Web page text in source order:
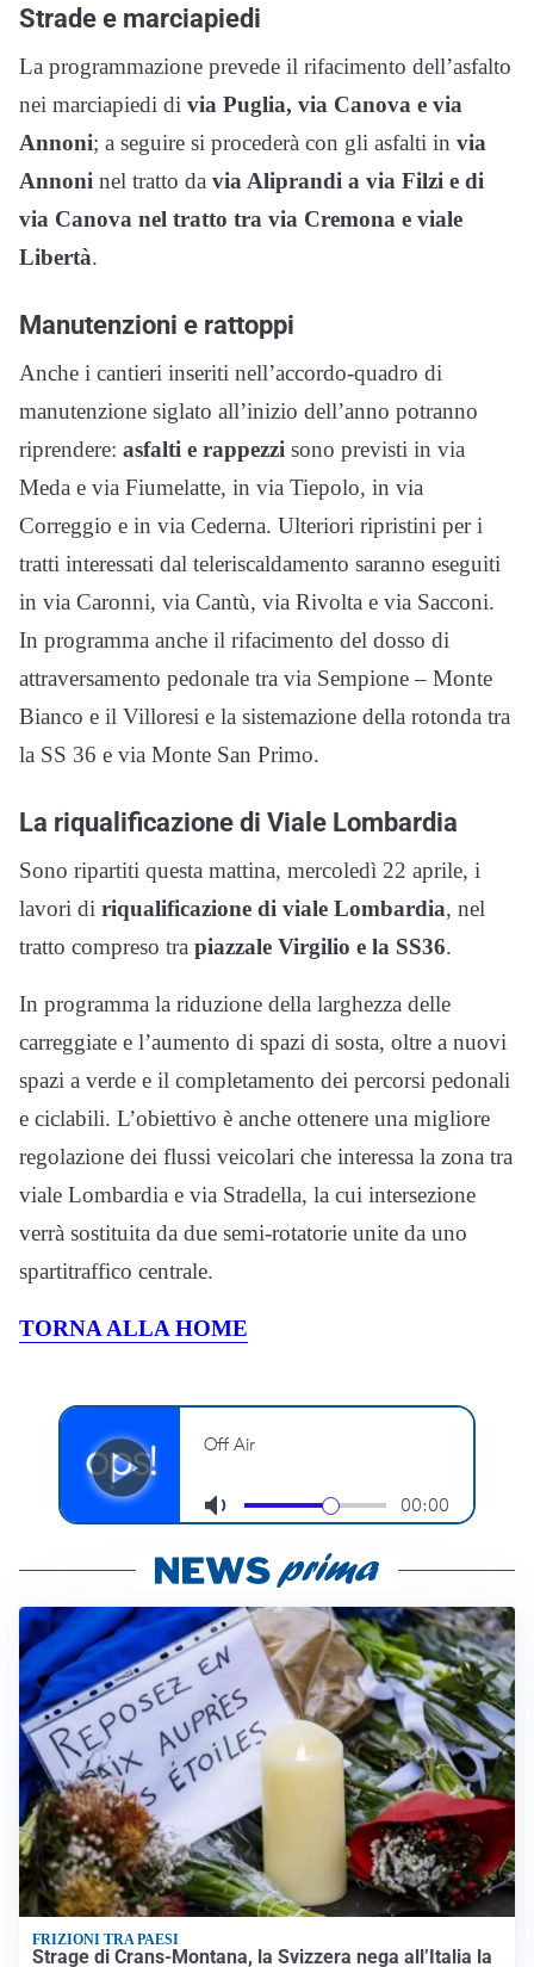
Strade e marciapiedi
La programmazione prevede il rifacimento dell’asfalto
nei marciapiedi di via Puglia, via Canova e via
Annoni; a seguire si procederà con gli asfalti in via
Annoni nel tratto da via Aliprandi a via Filzi e di
via Canova nel tratto tra via Cremona e viale
Libertà.
Manutenzioni e rattoppi
Anche i cantieri inseriti nell’accordo-quadro di
manutenzione siglato all’inizio dell’anno potranno
riprendere: asfalti e rappezzi sono previsti in via
Meda e via Fiumelatte, in via Tiepolo, in via
Correggio e in via Cederna. Ulteriori ripristini per i
tratti interessati dal teleriscaldamento saranno eseguiti
in via Caronni, via Cantù, via Rivolta e via Sacconi.
In programma anche il rifacimento del dosso di
attraversamento pedonale tra via Sempione – Monte
Bianco e il Villoresi e la sistemazione della rotonda tra
la SS 36 e via Monte San Primo.
La riqualificazione di Viale Lombardia
Sono ripartiti questa mattina, mercoledì 22 aprile, i
lavori di riqualificazione di viale Lombardia, nel
tratto compreso tra piazzale Virgilio e la SS36.
In programma la riduzione della larghezza delle
carreggiate e l’aumento di spazi di sosta, oltre a nuovi
spazi a verde e il completamento dei percorsi pedonali
e ciclabili. L’obiettivo è anche ottenere una migliore
regolazione dei flussi veicolari che interessa la zona tra
viale Lombardia e via Stradella, la cui intersezione
verrà sostituita da due semi-rotatorie unite da uno
spartitraffico centrale.
TORNA ALLA HOME
FRIZIONI TRA PAESI
Strage di Crans-Montana, la Svizzera nega all’Italia la